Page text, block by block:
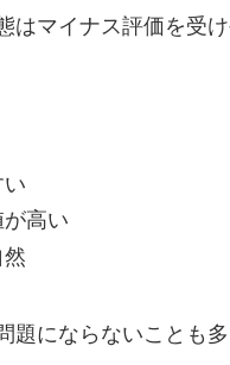
はマイナス評価を受け
高い
題にならないことも多